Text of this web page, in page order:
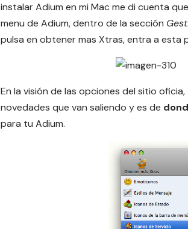
instalar Adium en mi Mac me di cuenta
menu de Adium, dentro de la sección
pulsa en obtener mas Xtras, entra a esta
En la visión de las opciones del sitio
novedades que van saliendo y es de
para tu Adium.